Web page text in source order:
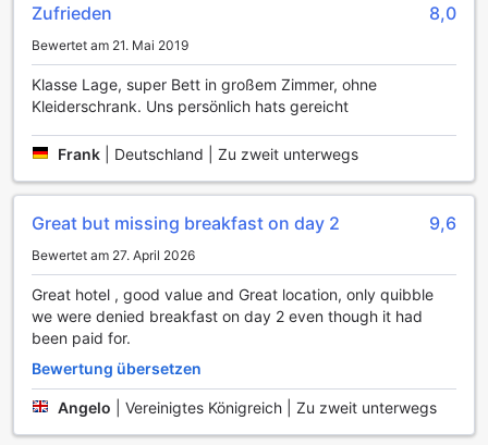
Queen Street
Im Travelodge Edinburgh Central Queen Street erwarten
Sie zwei ansprechende Zimmerarten, die Ihren Aufenthalt
unvergesslich machen. Das gemütliche Double Room bietet
einem einladenden King Bed, ideal für Paare oder
Alleinreisende, die Wert auf Ruhe und Entspannung legen.
Für Familien oder Gruppen steht das geräumige Family
Room zur Verfügung, das auf großzügigen 21
Quadratmetern Platz für bis zu vier Personen bietet,
entweder mit zwei Einzelbetten oder einem King Bed –
perfekt für unvergessliche gemeinsame Erlebnisse in der
malerischen Stadt Edinburgh.
Entdecken Sie die Neustadt von Edinburgh
Die Neustadt von Edinburgh, ein Meisterwerk der
georgianischen Architektur, begeistert Besucher mit ihren
eleganten Straßen und historischen Gebäuden. Nur wenige
Zufrieden 8,0
Bewertet am 21. Mai 2019
Klasse Lage, super Bett in großem Zimmer, ohne
Kleiderschrank. Uns persönlich hats gereicht
Frank Deutschland | Zu zweit unterwegs
Great but missing breakfast on day 2 9,6
Bewertet am 27. April 2026
Great hotel , good value and Great location, only quibble
we were denied breakfast on day 2 even though it had
been paid for.
Bewertung übersetzen
Angelo Vereinigtes Königreich | Zu zweit unterwegs